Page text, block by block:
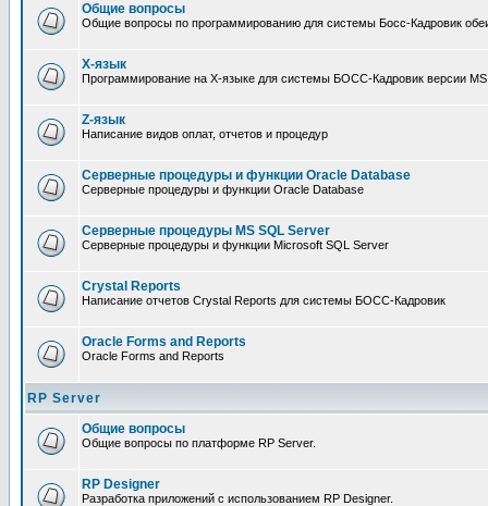
Общие вопросы
Общие вопросы по программированию для системы Босс-Кадровик
X-язык
Программирование на X-языке для системы БОСС-Кадровик версии
Z-язык
Написание видов оплат, отчетов и процедур
Серверные процедуры и функции Oracle Database
Серверные процедуры и функции Oracle Database
Серверные процедуры MS SQL Server
Серверные процедуры и функции Microsoft SQL Server
Crystal Reports
Написание отчетов Crystal Reports для системы БОСС-Кадровик
Oracle Forms and Reports
Oracle Forms and Reports
RP Server
Общие вопросы
Общие вопросы по платформе RP Server.
RP Designer
Разработка приложений с использованием RP Designer.